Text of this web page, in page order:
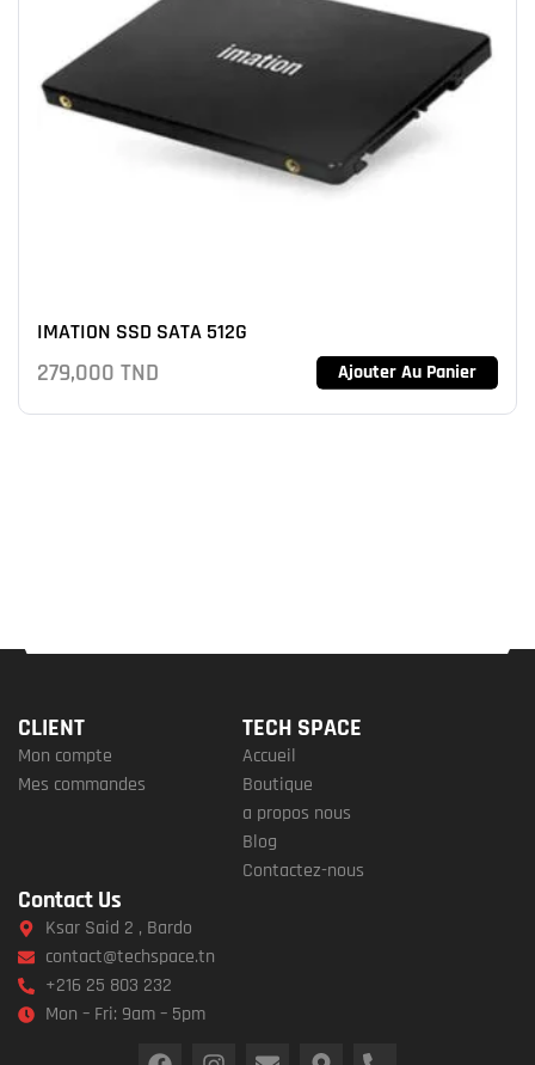
IMATION SSD SATA 512G
279,000 TND Ajouter Au Panier
CLIENT
Mon compte
Mes commandes
TECH SPACE
Accueil
Boutique
a propos nous
Blog
Contactez-nous
Contact Us
Ksar Said 2 , Bardo
contact@techspace.tn
+216 25 803 232
Mon – Fri: 9am – 5pm